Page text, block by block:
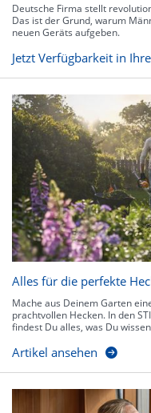
Deutsche Firma stellt
Das ist der Grund, warum
neuen Geräts aufgeben.
Jetzt Verfügbarkeit in
Alles für die perfekte
Mache aus Deinem Garten
prachtvollen Hecken. In den
findest Du alles, was Du
Artikel ansehen